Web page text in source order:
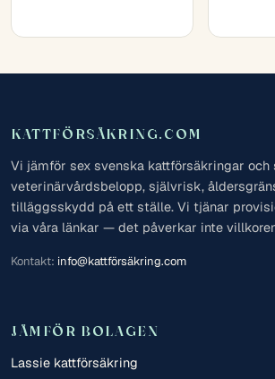
KATTFÖRSÄKRING.COM
Vi jämför sex svenska kattförsäkringar och
veterinärvårdsbelopp, självrisk,
tilläggsskydd på ett ställe. Vi tjänar
via våra länkar — det påverkar inte
Kontakt: info@kattförsäkring.com
JÄMFÖR BOLAGEN
Lassie kattförsäkring